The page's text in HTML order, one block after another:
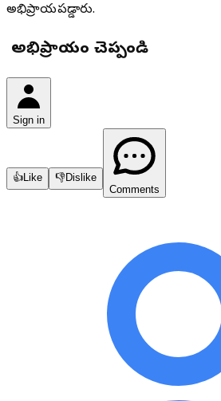
అభిప్రాయపడ్డారు.
మీ అభిప్రాయం చెప్పండి
Sign in
👍Like 👎Dislike
Comments